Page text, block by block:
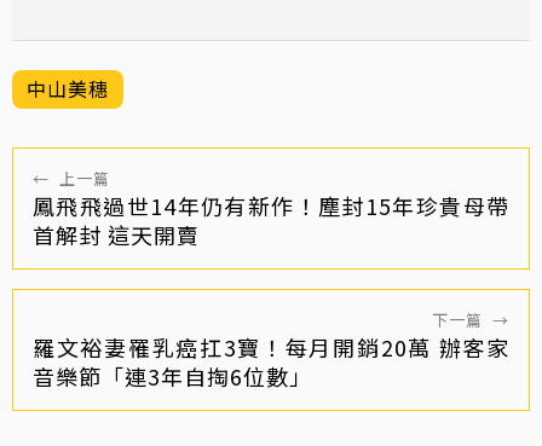
中山美穗
← 上一篇
鳳飛飛過世14年仍有新作！塵封15年珍貴母帶
首解封 這天開賣
下一篇 →
羅文裕妻罹乳癌扛3寶！每月開銷20萬 辦客家
音樂節「連3年自掏6位數」